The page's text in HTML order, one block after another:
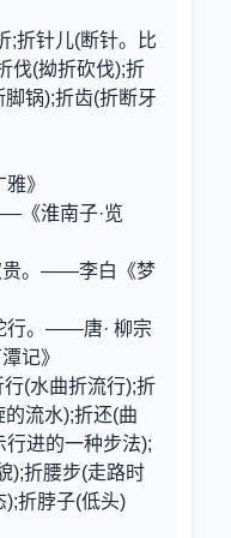
;折针儿(断针。比
伐(拗折砍伐);折
锅);折齿(折断牙
》
《淮南子·览
贵。——李白《梦
行。——唐· 柳宗
记》
(水曲折流行);折
流水);折还(曲
进的一种步法);
);折腰步(走路时
);折脖子(低头)